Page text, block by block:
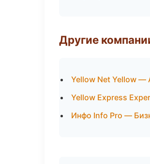
Другие
Yellow Net Yellow —
Yellow Express
Инфо Info Pro —